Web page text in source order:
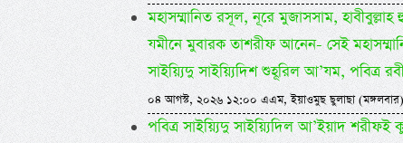
মহাসম্মানিত রসূল, নূরে মুজাসসাম, হাবীবুল্লাহ
যমীনে মুবারক তাশরীফ আনেন- সেই
সাইয়্যিদু সাইয়্যিদিশ শুহূরিল আ’যম, পবিত্র
০৪ আগস্ট, ২০২৬ ১২:০০ এএম, ইয়াওমুছ ছুলাছা (মঙ্গলবার)
পবিত্র সাইয়্যিদু সাইয়্যিদিল আ’ইয়াদ